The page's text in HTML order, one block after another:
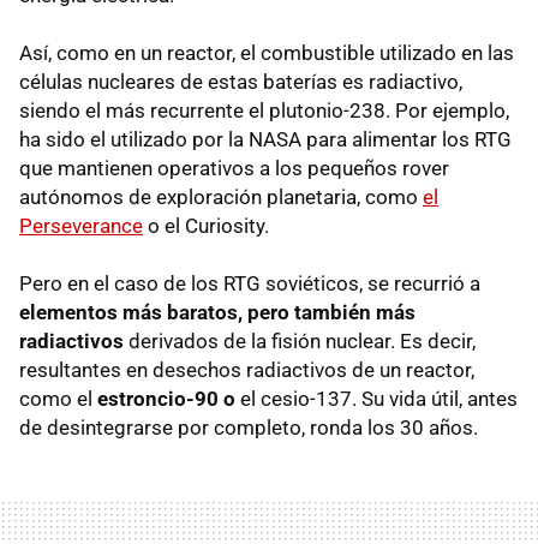
Así, como en un reactor, el combustible utilizado en las
células nucleares de estas baterías es radiactivo,
siendo el más recurrente el plutonio-238. Por ejemplo,
ha sido el utilizado por la NASA para alimentar los RTG
que mantienen operativos a los pequeños rover
autónomos de exploración planetaria, como el
Perseverance o el Curiosity.
Pero en el caso de los RTG soviéticos, se recurrió a
elementos más baratos, pero también más
radiactivos derivados de la fisión nuclear. Es decir,
resultantes en desechos radiactivos de un reactor,
como el estroncio-90 o el cesio-137. Su vida útil, antes
de desintegrarse por completo, ronda los 30 años.